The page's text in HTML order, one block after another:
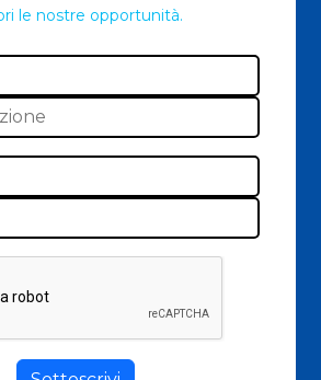
le nostre opportunità.